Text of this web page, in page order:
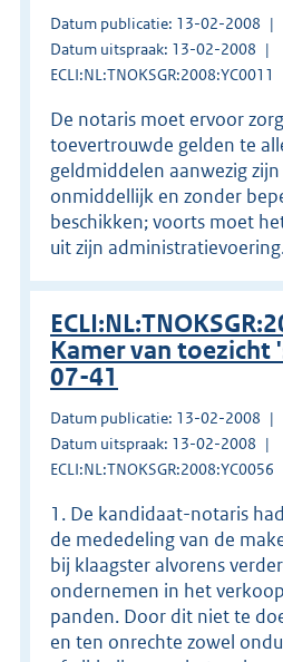
Datum publicatie: 13-02-2008
Datum uitspraak: 13-02-2008
ECLI:NL:TNOKSGR:2008:YC0011
De notaris moet ervoor
toevertrouwde gelden te
geldmiddelen aanwezig
onmiddellijk en zonder
beschikken; voorts moet
uit zijn
Kamer van toezicht
07-41
Datum publicatie: 13-02-2008
Datum uitspraak: 13-02-2008
ECLI:NL:TNOKSGR:2008:YC0056
1. De kandidaat-notaris
de mededeling van de
bij klaagster alvorens
ondernemen in het
panden. Door dit niet te
en ten onrechte zowel